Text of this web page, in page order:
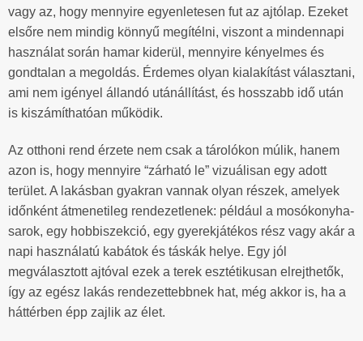
vagy az, hogy mennyire egyenletesen fut az ajtólap. Ezeket
elsőre nem mindig könnyű megítélni, viszont a mindennapi
használat során hamar kiderül, mennyire kényelmes és
gondtalan a megoldás. Érdemes olyan kialakítást választani,
ami nem igényel állandó utánállítást, és hosszabb idő után
is kiszámíthatóan működik.
Az otthoni rend érzete nem csak a tárolókon múlik, hanem
azon is, hogy mennyire “zárható le” vizuálisan egy adott
terület. A lakásban gyakran vannak olyan részek, amelyek
időnként átmenetileg rendezetlenek: például a mosókonyha-
sarok, egy hobbiszekció, egy gyerekjátékos rész vagy akár a
napi használatú kabátok és táskák helye. Egy jól
megválasztott ajtóval ezek a terek esztétikusan elrejthetők,
így az egész lakás rendezettebbnek hat, még akkor is, ha a
háttérben épp zajlik az élet.